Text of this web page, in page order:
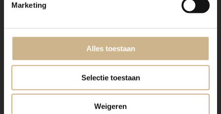
Marketing
Alles toestaan
Selectie toestaan
Weigeren